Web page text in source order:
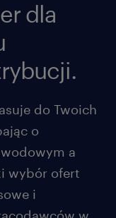
dla
do Twoich
o
a
wybór ofert
i